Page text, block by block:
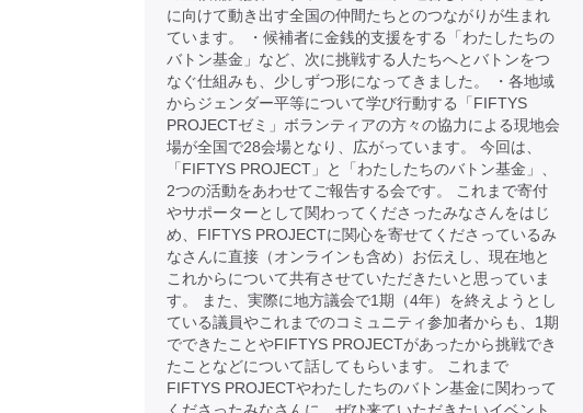
に向けて動き出す全国の仲間たちとのつながりが生まれ
ています。 ・候補者に金銭的支援をする「わたしたちの
バトン基金」など、次に挑戦する人たちへとバトンをつ
なぐ仕組みも、少しずつ形になってきました。 ・各地域
からジェンダー平等について学び行動する「FIFTYS
PROJECTゼミ」ボランティアの方々の協力による現地会
場が全国で28会場となり、広がっています。 今回は、
「FIFTYS PROJECT」と「わたしたちのバトン基金」、
2つの活動をあわせてご報告する会です。 これまで寄付
やサポーターとして関わってくださったみなさんをはじ
め、FIFTYS PROJECTに関心を寄せてくださっているみ
なさんに直接（オンラインも含め）お伝えし、現在地と
これからについて共有させていただきたいと思っていま
す。 また、実際に地方議会で1期（4年）を終えようとし
ている議員やこれまでのコミュニティ参加者からも、1期
でできたことやFIFTYS PROJECTがあったから挑戦でき
たことなどについて話してもらいます。 これまで
FIFTYS PROJECTやわたしたちのバトン基金に関わって